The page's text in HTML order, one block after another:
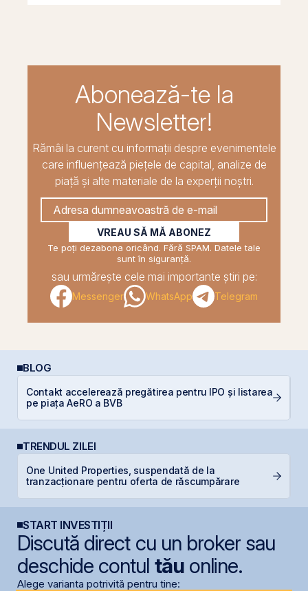
Abonează-te la
Newsletter!
Rămâi la curent cu informații despre evenimentele
care influențează piețele de capital, analize de
piață și alte materiale de la experții noștri.
VREAU SĂ MĂ ABONEZ
Te poți dezabona oricând. Fără SPAM. Datele tale
sunt în siguranță.
sau urmărește cele mai importante știri pe:
Messenger WhatsApp Telegram
BLOG
Contakt accelerează pregătirea pentru IPO și listarea
pe piața AeRO a BVB
TRENDUL ZILEI
One United Properties, suspendată de la
tranzacționare pentru oferta de răscumpărare
START INVESTIȚII
Discută direct cu un broker sau
deschide contul tăuonline.
Alege varianta potrivită pentru tine: